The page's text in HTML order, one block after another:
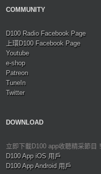
COMMUNITY
D100 Radio Facebook Page
上環D100 Facebook Page
Youtube
e-shop
Patreon
TuneIn
Twitter
DOWNLOAD
立即下載D100 app收聽精采節目！
D100 App iOS 用戶
D100 App Android 用戶